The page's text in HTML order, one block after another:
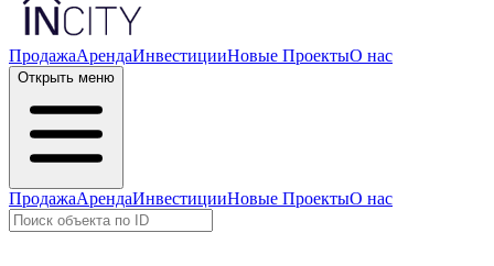
ПродажаАрендаИнвестицииНовые ПроектыО нас
Открыть меню
ПродажаАрендаИнвестицииНовые ПроектыО нас